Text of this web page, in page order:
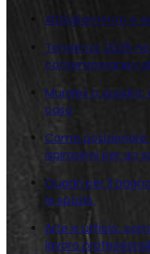
Abbigliamento e
Tendenze 2026
contemporaneo
Murales o
casa
Come
ispirazioni per un
Quadri per il
lo spazio
Arte e ufficio:
lavoro